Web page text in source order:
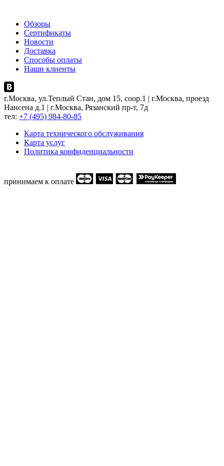
Обзоры
Сертификаты
Новости
Доставка
Способы оплаты
Наши клиенты
г.Москва, ул.Теплый Стан, дом 15, соор.1 | г.Москва, проезд
Нансена д.1 | г.Москва, Рязанский пр-т, 7д
тел: +7 (495) 984-80-85
Карта технического обслуживания
Карта услуг
Политика конфиденциальности
принимаем к оплате